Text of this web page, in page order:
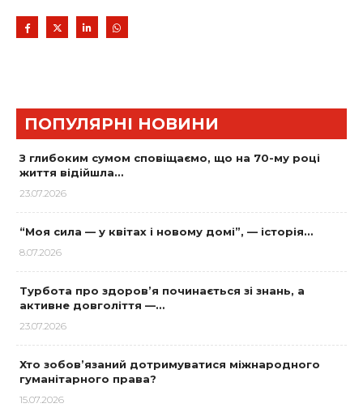
ПОПУЛЯРНІ НОВИНИ
З глибоким сумом сповіщаємо, що на 70-му році
життя відійшла…
23.07.2026
“Моя сила — у квітах і новому домі”, — історія…
8.07.2026
Турбота про здоров’я починається зі знань, а
активне довголіття —…
23.07.2026
Хто зобов’язаний дотримуватися міжнародного
гуманітарного права?
15.07.2026